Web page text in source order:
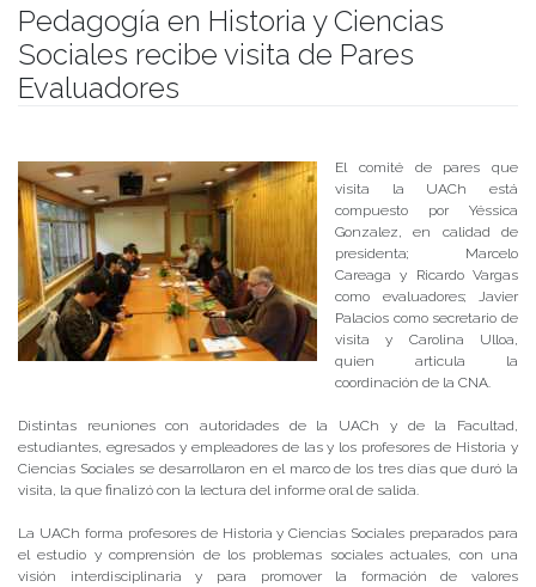
Pedagogía en Historia y Ciencias
Sociales recibe visita de Pares
Evaluadores
El comité de pares que
visita la UACh está
compuesto por Yéssica
Gonzalez, en calidad de
presidenta; Marcelo
Careaga y Ricardo Vargas
como evaluadores; Javier
Palacios como secretario de
visita y Carolina Ulloa,
quien articula la
coordinación de la CNA.
Distintas reuniones con autoridades de la UACh y de la Facultad,
estudiantes, egresados y empleadores de las y los profesores de Historia y
Ciencias Sociales se desarrollaron en el marco de los tres días que duró la
visita, la que finalizó con la lectura del informe oral de salida.
La UACh forma profesores de Historia y Ciencias Sociales preparados para
el estudio y comprensión de los problemas sociales actuales, con una
visión interdisciplinaria y para promover la formación de valores